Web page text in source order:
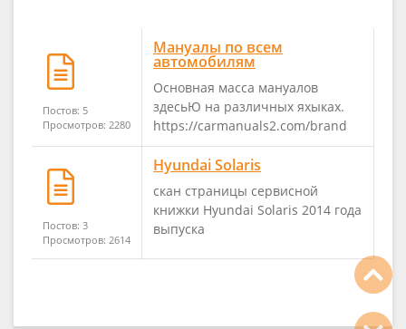
Постов: 5
Просмотров: 2280
Мануалы по всем
автомобилям
Основная масса мануалов
здесьЮ на различных яхыках.
https://carmanuals2.com/brand
Постов: 3
Просмотров: 2614
Hyundai Solaris
скан страницы сервисной
книжки Hyundai Solaris 2014 года
выпуска